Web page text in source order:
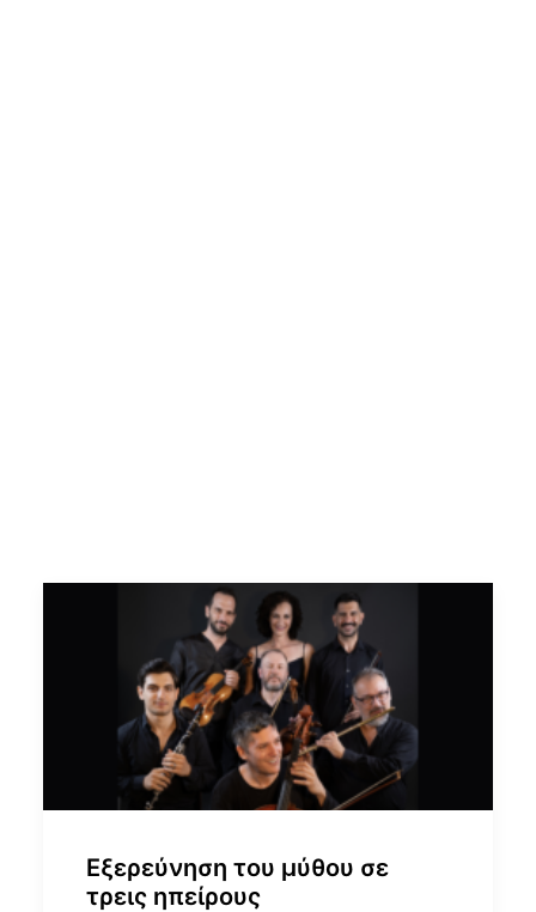
Εξερεύνηση του μύθου σε
τρεις ηπείρους